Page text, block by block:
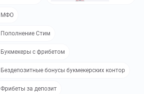
МФО
Пополнение Стим
Букмекеры с фрибетом
Бездепозитные бонусы букмекерских контор
Фрибеты за депозит